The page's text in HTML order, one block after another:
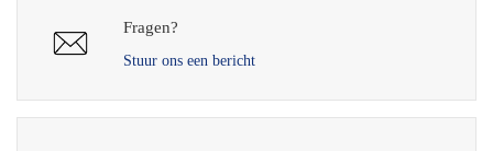
Fragen?
Stuur ons een bericht